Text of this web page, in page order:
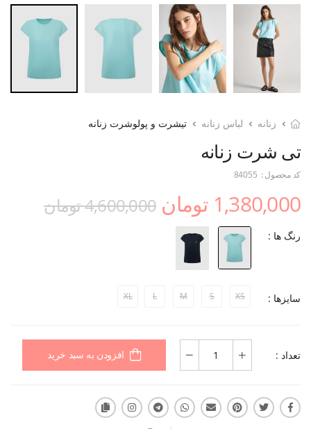
زنانه لباس زنانه تیشرت و پولوشرت زنانه
تی شرت زنانه
کد محصول : 84055
1,380,000 تومان 4,600,000 تومان
رنگ ها :
سایزها : XS
S
M
L
XL
تعداد : افزودن به سبد خرید